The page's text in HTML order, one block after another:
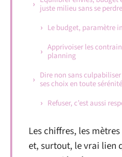
juste milieu sans se perdre
Le budget, paramètre
Apprivoiser les
planning
Dire non sans
ses choix en toute sérénité
Refuser, c’est aussi
Les chiffres, les
et, surtout, le vrai lien